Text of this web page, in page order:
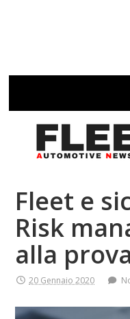
Fleet e
Risk
alla
20 Gennaio 2020